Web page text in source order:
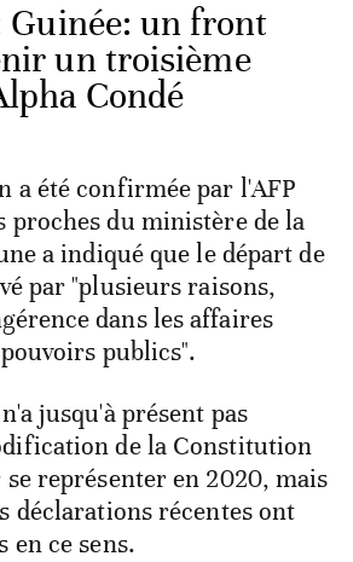
Guinée: un front
un troisième
Condé
a été confirmée par l'AFP
proches du ministère de la
a indiqué que le départ de
par "plusieurs raisons,
dans les affaires
publics".
jusqu'à présent pas
de la Constitution
représenter en 2020, mais
déclarations récentes ont
en ce sens.